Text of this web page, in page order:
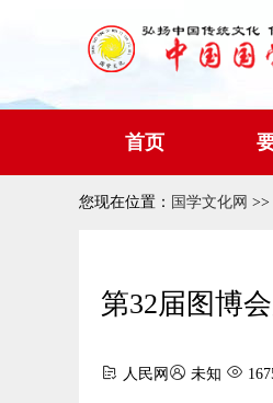
首页
您现在位置： 国学文化网 >>
第32届图博
人民网 未知